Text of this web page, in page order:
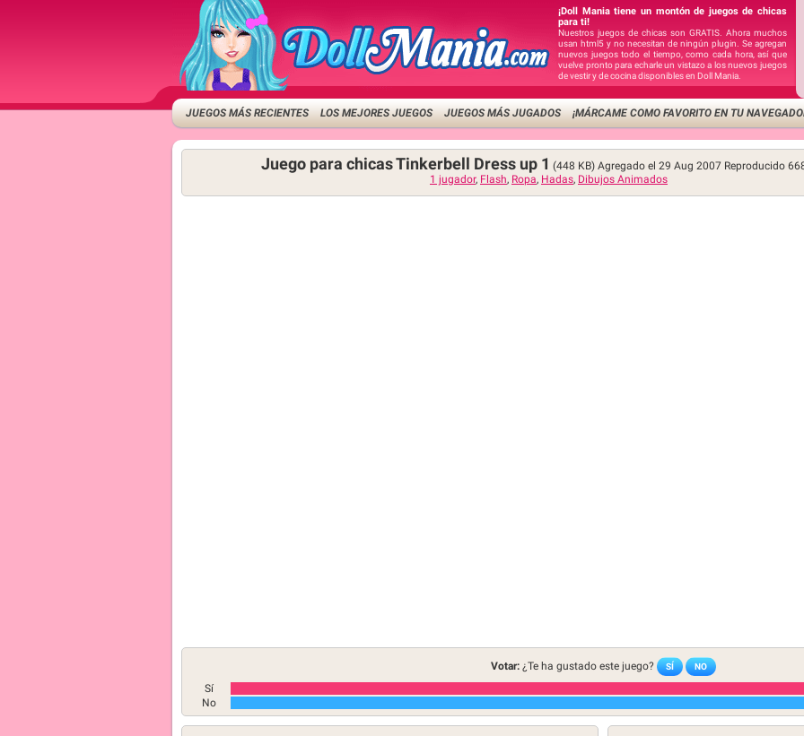
¡Doll Mania tiene un montón de juegos de chicas
para ti!
Nuestros juegos de chicas son GRATIS. Ahora muchos
usan html5 y no necesitan de ningún plugin. Se agregan
nuevos juegos todo el tiempo, como cada hora, así que
vuelve pronto para echarle un vistazo a los nuevos juegos
de vestir y de cocina disponibles en Doll Mania.
JUEGOS MÁS RECIENTES LOS MEJORES JUEGOS JUEGOS MÁS JUGADOS ¡MÁRCAME COMO FAVORITO EN TU
Juego para chicas Tinkerbell Dress up 1 (448 KB) Agregado el 29 Aug 2007 Reproducido
1 jugador, Flash, Ropa, Hadas, Dibujos Animados
Votar:¿Te ha gustado este juego? SÍ NO
Sí
No